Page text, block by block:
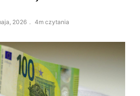
2026 4m czytania